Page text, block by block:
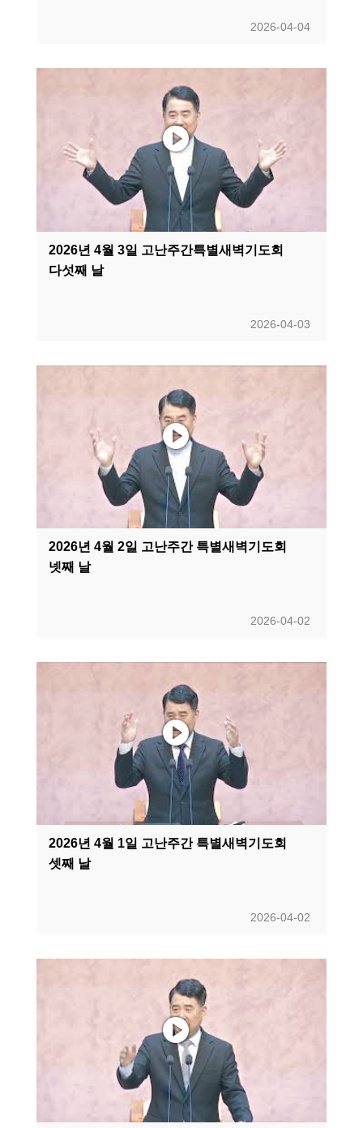
2026-04-04
2026년 4월 3일 고난주간특별새벽기도회
다섯째 날
2026-04-03
2026년 4월 2일 고난주간 특별새벽기도회
넷째 날
2026-04-02
2026년 4월 1일 고난주간 특별새벽기도회
셋째 날
2026-04-02